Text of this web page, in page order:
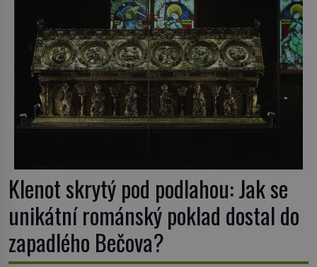
Klenot skrytý pod podlahou: Jak se
unikátní románský poklad dostal do
zapadlého Bečova?